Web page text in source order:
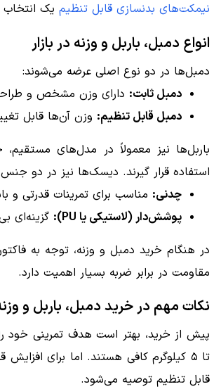
نیمکت‌های بدنسازی قابل تنظیم یک
انواع دمبل، باربل و وزنه در بازار
دمبل‌ها در دو نوع اصلی عرضه می‌شوند:
دمبل ثابت: دارای وزن مشخص و طراحی
دمبل قابل تنظیم: وزن آن‌ها قابل
باربل‌ها نیز معمولاً در مدل‌های مستقیم،
استفاده قرار گیرند. دیسک‌ها نیز در دو
چدنی: مناسب برای تمرینات قدرتی و
پوشش‌دار (لاستیکی یا PU):
گزینه‌ای
مقاومت در برابر ضربه بسیار اهمیت دارد.
نکات مهم در خرید دمبل، باربل و
تا ۵ کیلوگرم کافی هستند. اما برای
قابل تنظیم توصیه می‌شود.